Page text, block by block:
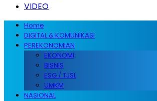
VIDEO
Home
DIGITAL & KOMUNIKASI
PEREKONOMIAN
EKONOMI
BISNIS
ESG / TJSL
UMKM
NASIONAL